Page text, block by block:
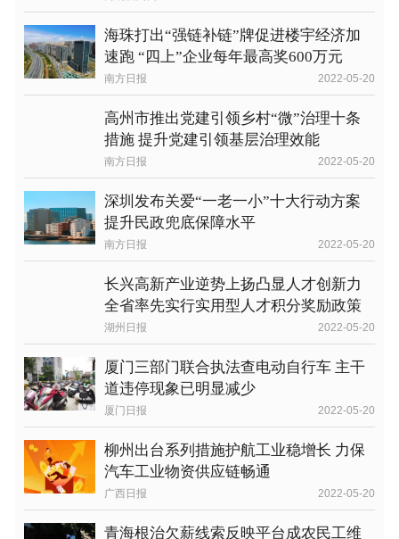
海珠打出“强链补链”牌促进楼宇经济加
速跑 “四上”企业每年最高奖600万元
南方日报 2022-05-20
高州市推出党建引领乡村“微”治理十条
措施 提升党建引领基层治理效能
南方日报 2022-05-20
深圳发布关爱“一老一小”十大行动方案
提升民政兜底保障水平
南方日报 2022-05-20
长兴高新产业逆势上扬凸显人才创新力
全省率先实行实用型人才积分奖励政策
湖州日报 2022-05-20
厦门三部门联合执法查电动自行车 主干
道违停现象已明显减少
厦门日报 2022-05-20
柳州出台系列措施护航工业稳增长 力保
汽车工业物资供应链畅通
广西日报 2022-05-20
青海根治欠薪线索反映平台成农民工维